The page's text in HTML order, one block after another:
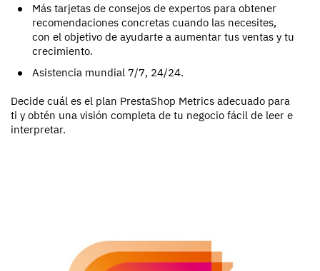
Más tarjetas de consejos de expertos para obtener
recomendaciones concretas cuando las necesites,
con el objetivo de ayudarte a aumentar tus ventas y tu
crecimiento.
Asistencia mundial 7/7, 24/24.
Decide cuál es el plan PrestaShop Metrics adecuado para
ti y obtén una visión completa de tu negocio fácil de leer e
interpretar.